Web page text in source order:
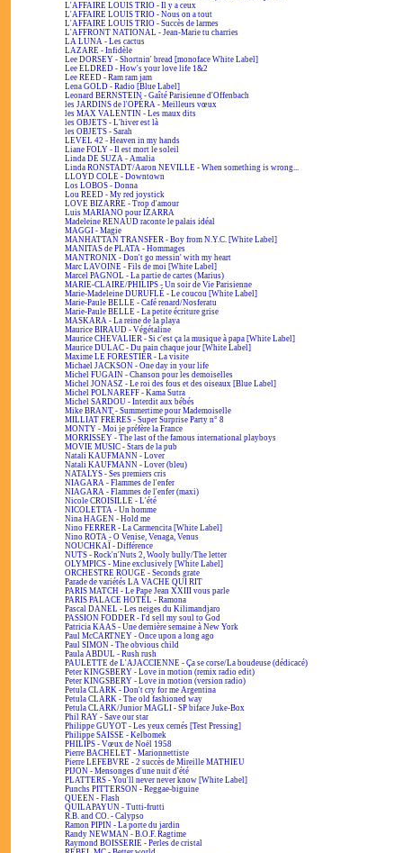
L'AFFAIRE LOUIS TRIO - Il y a ceux
L'AFFAIRE LOUIS TRIO - Nous on a tout
L'AFFAIRE LOUIS TRIO - Succès de larmes
L'AFFRONT NATIONAL - Jean-Marie tu charries
LA LUNA - Les cactus
LAZARE - Infidèle
Lee DORSEY - Shortnin' bread [monoface White Label]
Lee ELDRED - How's your love life 1&2
Lee REED - Ram ram jam
Lena GOLD - Radio [Blue Label]
Leonard BERNSTEIN - Gaîté Parisienne d'Offenbach
les JARDINS de l'OPÉRA - Meilleurs vœux
les MAX VALENTIN - Les maux dits
les OBJETS - L'hiver est là
les OBJETS - Sarah
LEVEL 42 - Heaven in my hands
Liane FOLY - Il est mort le soleil
Linda DE SUZA - Amalia
Linda RONSTADT/Aaron NEVILLE - When something is wrong...
LLOYD COLE - Downtown
Los LOBOS - Donna
Lou REED - My red joystick
LOVE BIZARRE - Trop d'amour
Luis MARIANO pour IZARRA
Madeleine RENAUD raconte le palais idéal
MAGGI - Magie
MANHATTAN TRANSFER - Boy from N.Y.C. [White Label]
MANITAS de PLATA - Hommages
MANTRONIX - Don't go messin' with my heart
Marc LAVOINE - Fils de moi [White Label]
Marcel PAGNOL - La partie de cartes (Marius)
MARIE-CLAIRE/PHILIPS - Un soir de Vie Parisienne
Marie-Madeleine DURUFLÉ - Le coucou [White Label]
Marie-Paule BELLE - Café renard/Nosferatu
Marie-Paule BELLE - La petite écriture grise
MASKARA - La reine de la playa
Maurice BIRAUD - Végétaline
Maurice CHEVALIER - Si c'est ça la musique à papa [White Label]
Maurice DULAC - Du pain chaque jour [White Label]
Maxime LE FORESTIER - La visite
Michael JACKSON - One day in your life
Michel FUGAIN - Chanson pour les demoiselles
Michel JONASZ - Le roi des fous et des oiseaux [Blue Label]
Michel POLNAREFF - Kama Sutra
Michel SARDOU - Interdit aux bébés
Mike BRANT - Summertime pour Mademoiselle
MILLIAT FRÈRES - Super Surprise Party n° 8
MONTY - Moi je préfère la France
MORRISSEY - The last of the famous international playboys
MOVIE MUSIC - Stars de la pub
Natali KAUFMANN - Lover
Natali KAUFMANN - Lover (bleu)
NATALYS - Ses premiers cris
NIAGARA - Flammes de l'enfer
NIAGARA - Flammes de l'enfer (maxi)
Nicole CROISILLE - L'été
NICOLETTA - Un homme
Nina HAGEN - Hold me
Nino FERRER - La Carmencita [White Label]
Nino ROTA - O Venise, Venaga, Venus
NOUCHKAÏ - Différence
NUTS - Rock'n'Nuts 2, Wooly bully/The letter
OLYMPICS - Mine exclusively [White Label]
ORCHESTRE ROUGE - Seconds grate
Parade de variétés LA VACHE QUI RIT
PARIS MATCH - Le Pape Jean XXIII vous parle
PARIS PALACE HOTEL - Ramona
Pascal DANEL - Les neiges du Kilimandjaro
PASSION FODDER - I'd sell my soul to God
Patricia KAAS - Une dernière semaine à New York
Paul McCARTNEY - Once upon a long ago
Paul SIMON - The obvious child
Paula ABDUL - Rush rush
PAULETTE de L'AJACCIENNE - Ça se corse/La boudeuse (dédicacé)
Peter KINGSBERY - Love in motion (remix radio edit)
Peter KINGSBERY - Love in motion (version radio)
Petula CLARK - Don't cry for me Argentina
Petula CLARK - The old fashioned way
Petula CLARK/Junior MAGLI - SP biface Juke-Box
Phil RAY - Save our star
Philippe GUYOT - Les yeux cernés [Test Pressing]
Philippe SAISSE - Kelbomek
PHILIPS - Vœux de Noël 1958
Pierre BACHELET - Marionnettiste
Pierre LEFEBVRE - 2 succès de Mireille MATHIEU
PIJON - Mensonges d'une nuit d'été
PLATTERS - You'll never never know [White Label]
Punchs PITTERSON - Reggae-biguine
QUEEN - Flash
QUILAPAYUN - Tutti-frutti
R.B. and CO. - Calypso
Ramon PIPIN - La porte du jardin
Randy NEWMAN - B.O.F. Ragtime
Raymond BOISSERIE - Perles de cristal